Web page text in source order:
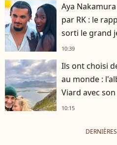
Aya
par RK : le
sorti le grand
10:39
Ils ont choisi
au monde :
Viard avec
10:15